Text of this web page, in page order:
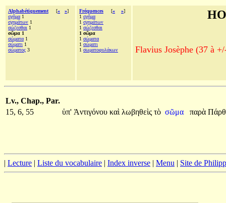
Alphabétiquement [« »]
σχῆμα 1
σχημάτων 1
σώζεσθαι 1
σῶμα 1
σώματα 1
σώματι 1
σώματος 3
Fréquences [« »]
1 σχῆμα
1 σχημάτων
1 σώζεσθαι
1 σῶμα
1 σώματα
1 σώματι
1 σωματοφυλάκων Flavius Josèphe (37 à
Lv., Chap., Par.
15, 6, 55
ὑπ' Ἀντιγόνου καὶ λωβηθεὶς τὸ σῶμα παρὰ
| Lecture | Liste du vocabulaire | Index inverse | Menu | Site de